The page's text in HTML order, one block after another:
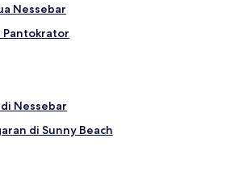
Nessebar
Pantokrator
Nessebar
di Sunny Beach